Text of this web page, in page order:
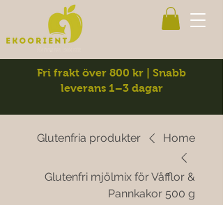
Fri frakt över 800 kr | Snabb
leverans 1–3 dagar
Home
Glutenfria produkter
Glutenfri mjölmix för Våfflor &
Pannkakor 500 g